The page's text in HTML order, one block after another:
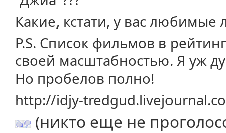
Какие, кстати, у вас любимые
P.S. Список фильмов в
своей масштабностью. Я уж
Но пробелов полно!
http://idjy-
(никто еще не